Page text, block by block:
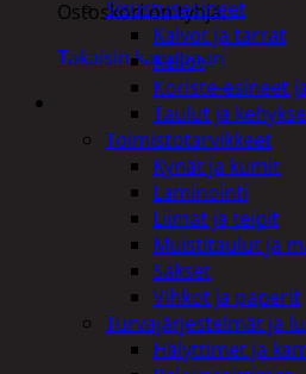
Ostoskori on tyhjä.
Takaisin kauppaan
Sisustusesineet
Kalvot ja tarrat
Kellot
Koriste-esineet
Taulut ja
Toimistotarvikkeet
Kynät ja kumit
Laminointi
Liimat ja teipit
Muistitaulut ja
Sakset
Vihkot ja paperit
Turvajärjestelmät ja
Hälyttimet ja